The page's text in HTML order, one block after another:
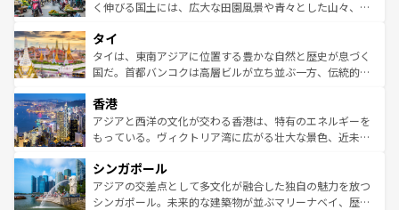
照してほしい。
まで、さまざまな韓国料理が待っている。夜には、韓国な
リティに包まれながら、韓国の多彩な魅力を心ゆくまで味
わってみてほしい。 なお、新着の韓国情報はコンテンツ一
覧を参照してほしい。
く伸びる国土には、広大な田園風景や青々とした山々、世
急速な発展と共に伝統が息づく。ハノイの古い町並みやホ
ーチミン市のフランス統治時代の建物も、独特の雰囲気を
醸し出している。また、バラエティの豊かさとおいしさで
とつ。フォーやバインミー、ベトナムコーヒーなどは、ぜ
ひ現地で味わいたい。どの地域を訪れてもあたたかい人々
が旅行者を迎えてくれるので、きっと忘れられない旅にな
参照してほしい。
タイ
タイは、東南アジアに位置する豊かな自然と歴史が息づく
国だ。首都バンコクは高層ビルが立ち並ぶ一方、伝統的な
の活気が交差している。北部ではチェンマイなどの山岳地
帯で自然と触れ合い、南部ではプーケットやクラビの美し
いビーチでリゾート気分を楽しむことができる。タイ料理
激する。気候は一年中温暖で、どの季節にも異なる楽しみ
が待っている。親しみやすいタイの人々、仏教を中心とし
た文化、そして多様な観光資源が、訪れる旅人を魅了し続
香港
アジアと西洋の文化が交わる香港は、特有のエネルギーを
もっている。ヴィクトリア湾に広がる壮大な景色、近未来
み、どこを訪れても感動するはず。観光スポットが密集し
ており、効率よく見どころを回れるのも魅力。息をのむよ
うな絶景から文化的な体験まで、香港を存分に楽しみ尽く
シンガポール
アジアの交差点として多文化が融合した独自の魅力を放つ
シンガポール。未来的な建築物が並ぶマリーナベイ、歴史